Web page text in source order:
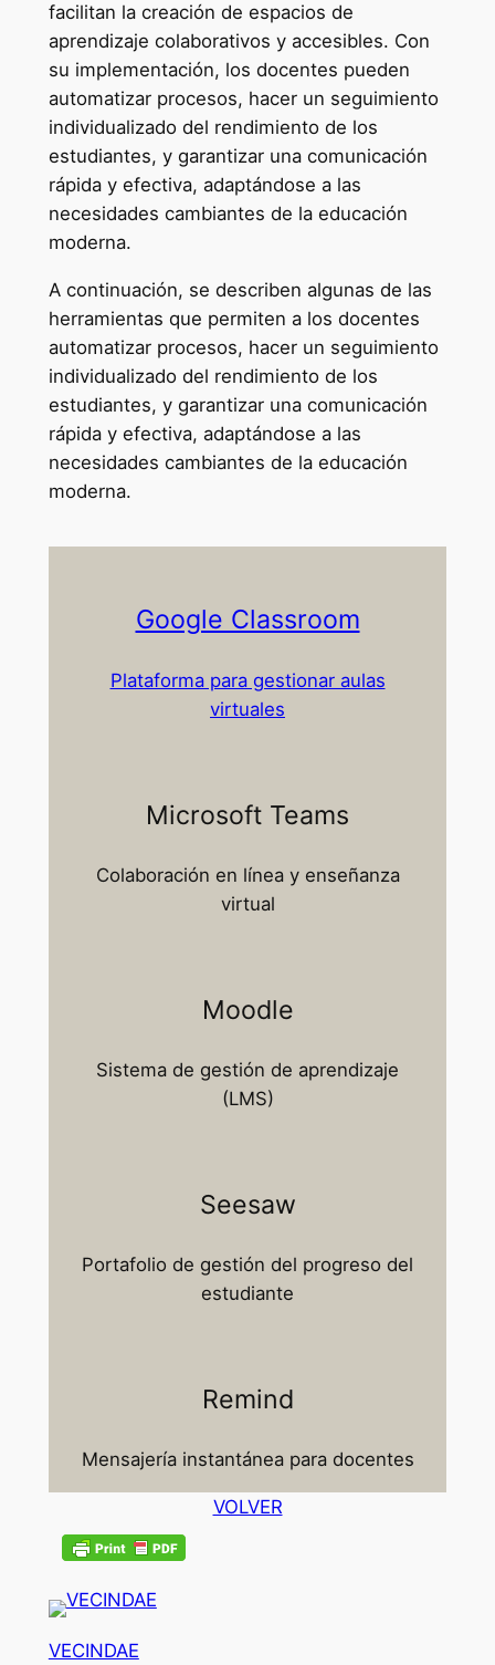
facilitan la creación de espacios de
aprendizaje colaborativos y accesibles. Con
su implementación, los docentes pueden
automatizar procesos, hacer un seguimiento
individualizado del rendimiento de los
estudiantes, y garantizar una comunicación
rápida y efectiva, adaptándose a las
necesidades cambiantes de la educación
moderna.
A continuación, se describen algunas de las
herramientas que permiten a los docentes
automatizar procesos, hacer un seguimiento
individualizado del rendimiento de los
estudiantes, y garantizar una comunicación
rápida y efectiva, adaptándose a las
necesidades cambiantes de la educación
moderna.
Google Classroom
Plataforma para gestionar aulas
virtuales
Microsoft Teams
Colaboración en línea y enseñanza
virtual
Moodle
Sistema de gestión de aprendizaje
(LMS)​
Seesaw
Portafolio de gestión del progreso del
estudiante
Remind
Mensajería instantánea para docentes
VOLVER
VECINDAE